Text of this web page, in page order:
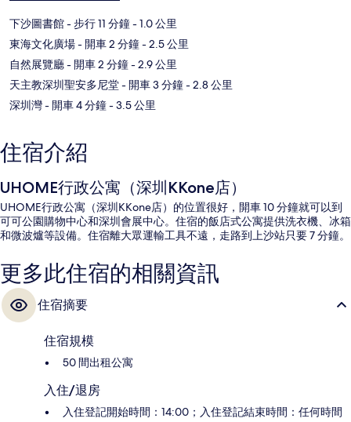
下沙圖書館- 步行 11 分鐘- 1.0 公里
東海文化廣場- 開車 2 分鐘- 2.5 公里
自然展覽廳- 開車 2 分鐘- 2.9 公里
天主教深圳聖安多尼堂- 開車 3 分鐘- 2.8 公里
深圳灣- 開車 4 分鐘- 3.5 公里
住宿介紹
UHOME行政公寓（深圳KKone店）
UHOME行政公寓（深圳KKone店）的位置很好，開車 10 分鐘就可以到
可可公園購物中心和深圳會展中心。住宿的飯店式公寓提供洗衣機、冰箱
和微波爐等設備。住宿離大眾運輸工具不遠，走路到上沙站只要 7 分鐘。
更多此住宿的相關資訊
住宿摘要
住宿規模
50 間出租公寓
入住/退房
入住登記開始時間：14:00；入住登記結束時間：任何時間